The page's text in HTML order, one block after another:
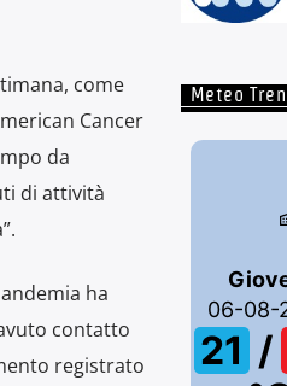
come
Cancer
da
di attività
ha
contatto
registrato
Meteo